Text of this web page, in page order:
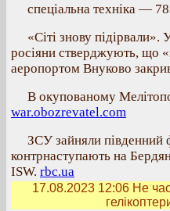
спеціальна техніка —
«Сіті знову
росіяни стверджують, що
аеропортом Внуково
В окупованому
war.obozrevatel.com
ЗСУ зайняли південний
контрнаступають на
ISW. rbc.ua
17.08.2023 12:06Не